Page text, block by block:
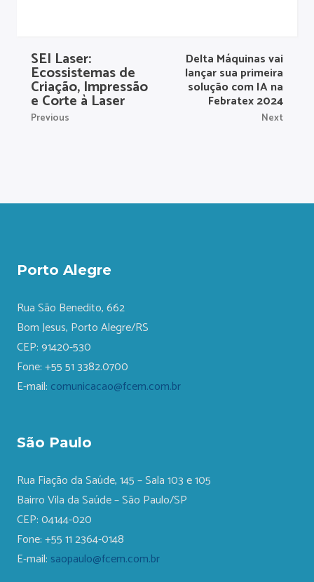
SEI Laser:
Ecossistemas de
Criação, Impressão
e Corte à Laser
Previous
Delta Máquinas vai
lançar sua primeira
solução com IA na
Febratex 2024
Next
Porto Alegre
Rua São Benedito, 662
Bom Jesus, Porto Alegre/RS
CEP: 91420-530
Fone: +55 51 3382.0700
E-mail: comunicacao@fcem.com.br
São Paulo
Rua Fiação da Saúde, 145 – Sala 103 e 105
Bairro Vila da Saúde – São Paulo/SP
CEP: 04144-020
Fone: +55 11 2364-0148
E-mail: saopaulo@fcem.com.br